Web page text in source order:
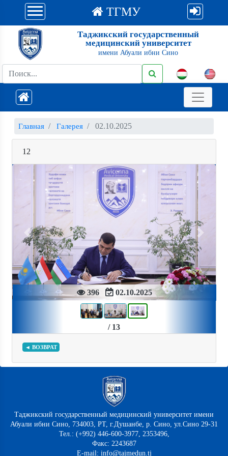
ТГМУ
Таджикский государственный
медицинский университет
имени Абуали ибни Сино
Главная Галерея 02.10.2025
12
396 02.10.2025
Previous Next
/ 13
◄ ВОЗВРАТ
Таджикский государственный медицинский университет имени
Абуали ибни Сино, 734003, РТ, г.Душанбе, р. Сино, ул.Сино 29-31
Тел.: (+992) 446-600-3977, 2353496,
Факс: 2243687
E-mail: info@tajmedun.tj